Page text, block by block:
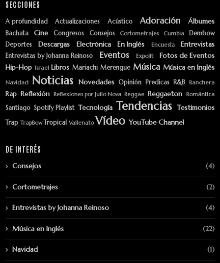
SECCIONES
A profundidad Actualizaciones Acústico Adoración Álbumes
Bachata Cine Congresos Consejos Cortometrajes Cumbia
Dembow
Deportes
Descargas Electrónica En Inglés Encuesta Entrevistas
Entrevistas by Johanna Reinoso Eventos Expolit
Fotos de Eventos
Hip-Hop Israel Libros Mariachi Merengue Música Música en Inglés
Navidad Noticias Novedades Opinión Predicas R&B Ranchera
Rap Reflexión Reflexiones por Julio Nova Reggae Reggaeton Romántica
Santiago Spotify Playlist Tecnología Tendencias Testimonios
Trap TrapBow Tropical Vallenato Vídeo YouTube Channel
DE INTERÉS
Consejos (4)
Cortometrajes (2)
Entrevistas by Johanna Reinoso (4)
Música en Inglés (22)
Navidad (1)